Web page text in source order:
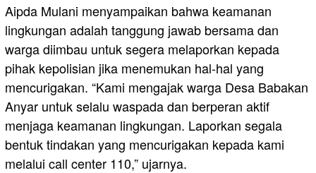
Aipda Mulani menyampaikan bahwa keamanan
lingkungan adalah tanggung jawab bersama dan
warga diimbau untuk segera melaporkan kepada
pihak kepolisian jika menemukan hal-hal yang
mencurigakan. “Kami mengajak warga Desa Babakan
Anyar untuk selalu waspada dan berperan aktif
menjaga keamanan lingkungan. Laporkan segala
bentuk tindakan yang mencurigakan kepada kami
melalui call center 110,” ujarnya.